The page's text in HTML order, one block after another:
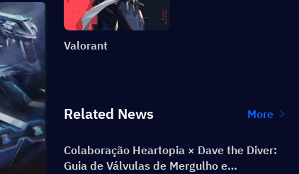
Valorant
Related News More
Colaboração Heartopia × Dave the Diver:
Guia de Válvulas de Mergulho e